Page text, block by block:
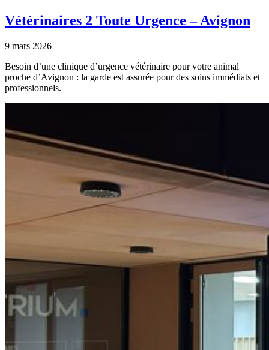
Vétérinaires 2 Toute Urgence – Avignon
9 mars 2026
Besoin d’une clinique d’urgence vétérinaire pour votre animal
proche d’Avignon : la garde est assurée pour des soins immédiats et
professionnels.